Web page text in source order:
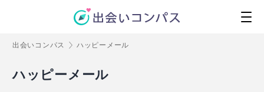
出会いコンパス ハッピーメール
ハッピーメール